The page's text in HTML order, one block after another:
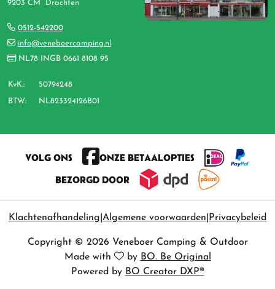
9203 CM Drachten
0512-542200
info@veneboercamping.nl
NL78 INGB 0661 8108 95
KvK.: 50794248
BTW: NL823324126B01
VOLG ONS
ONZE BETAALOPTIES
BEZORGD DOOR
Klachtenafhandeling Algemene voorwaarden Privacybeleid
Copyright © 2026 Veneboer Camping & Outdoor
Made with
by BO. Be Original
Powered by BO Creator DXP®